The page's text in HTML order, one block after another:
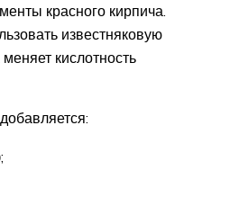
красного кирпича.
известняковую
кислотность